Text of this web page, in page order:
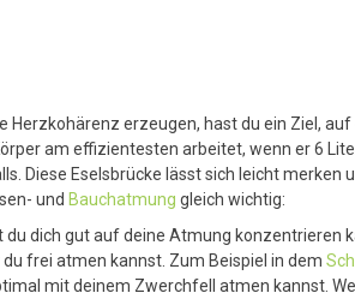
Herzkohärenz erzeugen, hast du ein Ziel,
am effizientesten arbeitet, wenn er 6
Diese Eselsbrücke lässt sich leicht
und Bauchatmung gleich wichtig:
dich gut auf deine Atmung konzentrieren
frei atmen kannst. Zum Beispiel in dem
mit deinem Zwerchfell atmen kannst.